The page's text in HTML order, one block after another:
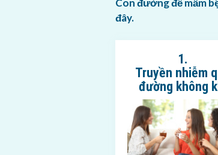
Con đường để mầm
đây.
1.
Truyền nhiễm
đường không